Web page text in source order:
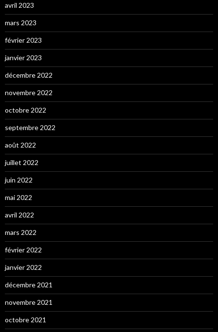
avril 2023
mars 2023
février 2023
janvier 2023
décembre 2022
novembre 2022
octobre 2022
septembre 2022
août 2022
juillet 2022
juin 2022
mai 2022
avril 2022
mars 2022
février 2022
janvier 2022
décembre 2021
novembre 2021
octobre 2021